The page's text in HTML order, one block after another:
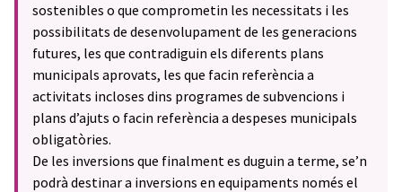
sostenibles o que comprometin les necessitats i les
possibilitats de desenvolupament de les generacions
futures, les que contradiguin els diferents plans
municipals aprovats, les que facin referència a
activitats incloses dins programes de subvencions i
plans d’ajuts o facin referència a despeses municipals
obligatòries.
De les inversions que finalment es duguin a terme, se’n
podrà destinar a inversions en equipaments només el